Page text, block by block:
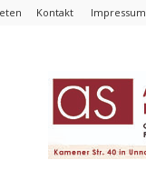
Kontakt Impressum